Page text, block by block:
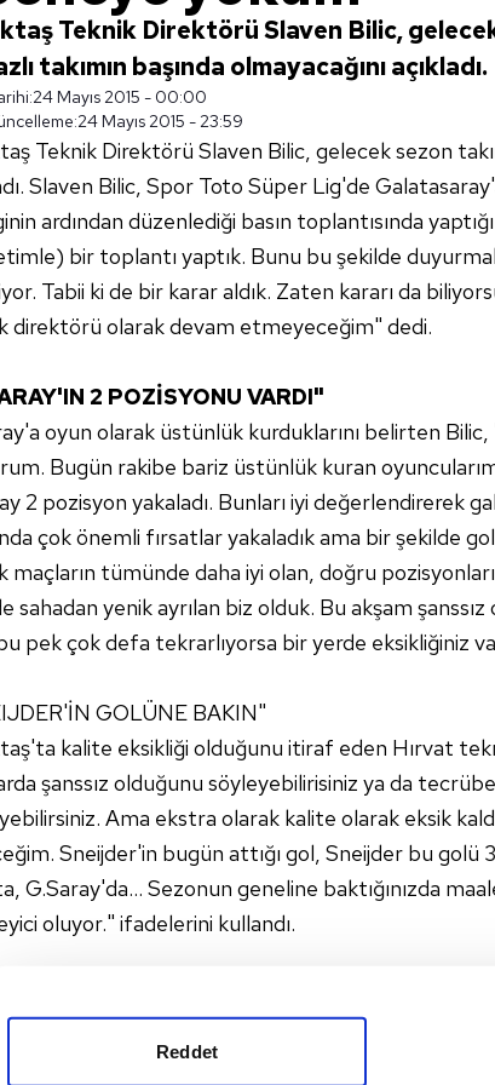
Reddet
Teknik Direktörü Slaven Bilic,
takımın başında olmayacağını açıkladı.
24 Mayıs 2015 - 00:00
24 Mayıs 2015 - 23:59
Teknik Direktörü Slaven Bilic, gelecek sezon
Slaven Bilic, Spor Toto Süper Lig'de
ardından düzenlediği basın toplantısında
bir toplantı yaptık. Bunu bu şekilde
Tabii ki de bir karar aldık. Zaten kararı da
direktörü olarak devam etmeyeceğim" dedi.
2 POZİSYONU VARDI"
oyun olarak üstünlük kurduklarını belirten
Bugün rakibe bariz üstünlük kuran
2 pozisyon yakaladı. Bunları iyi değerlendirerek
çok önemli fırsatlar yakaladık ama bir şekilde
maçların tümünde daha iyi olan, doğru
sahadan yenik ayrılan biz olduk. Bu akşam
pek çok defa tekrarlıyorsa bir yerde eksikliğiniz
GOLÜNE BAKIN"
kalite eksikliği olduğunu itiraf eden Hırvat
şanssız olduğunu söyleyebilirisiniz ya da tecrübe
Ama ekstra olarak kalite olarak eksik
Sneijder'in bugün attığı gol, Sneijder bu golü
G.Saray'da… Sezonun geneline baktığınızda
oluyor." ifadelerini kullandı.
GURUR DUYUYORUM
işler başardıklarını kaydeden Bilic, "2
duyuyorum. İyi anılar ve hatıralar biriktirdim. 2